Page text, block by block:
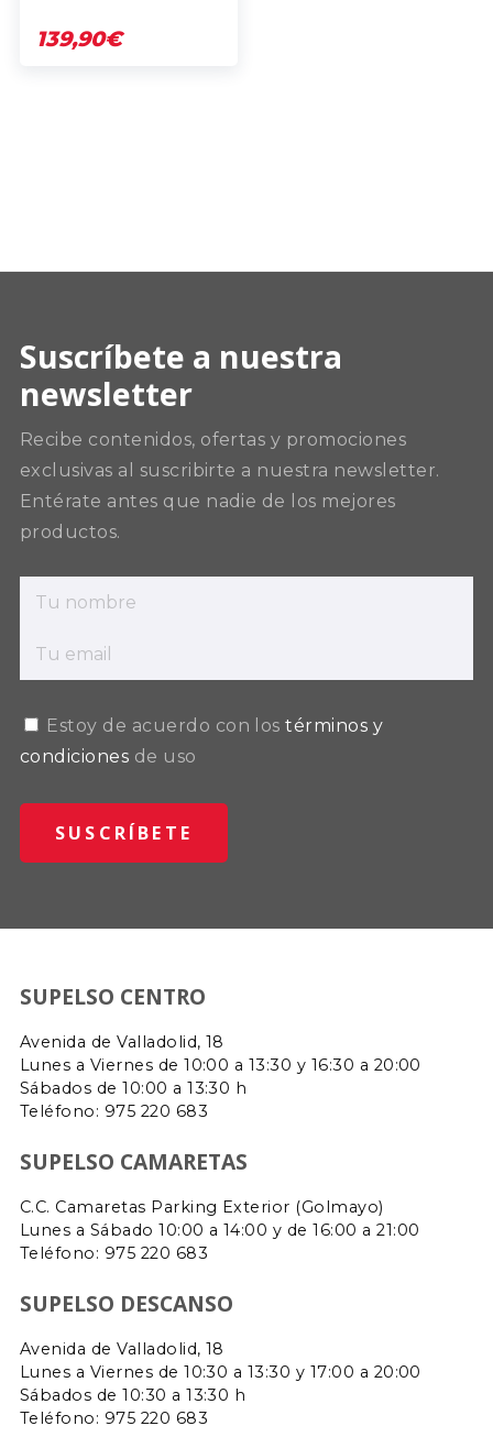
139,90€
Suscríbete a nuestra
newsletter
Recibe contenidos, ofertas y promociones
exclusivas al suscribirte a nuestra newsletter.
Entérate antes que nadie de los mejores
productos.
Estoy de acuerdo con lostérminos y
condiciones de uso
SUPELSO CENTRO
Avenida de Valladolid, 18
Lunes a Viernes de 10:00 a 13:30 y 16:30 a 20:00
Sábados de 10:00 a 13:30 h
Teléfono: 975 220 683
SUPELSO CAMARETAS
C.C. Camaretas Parking Exterior (Golmayo)
Lunes a Sábado 10:00 a 14:00 y de 16:00 a 21:00
Teléfono: 975 220 683
SUPELSO DESCANSO
Avenida de Valladolid, 18
Lunes a Viernes de 10:30 a 13:30 y 17:00 a 20:00
Sábados de 10:30 a 13:30 h
Teléfono: 975 220 683